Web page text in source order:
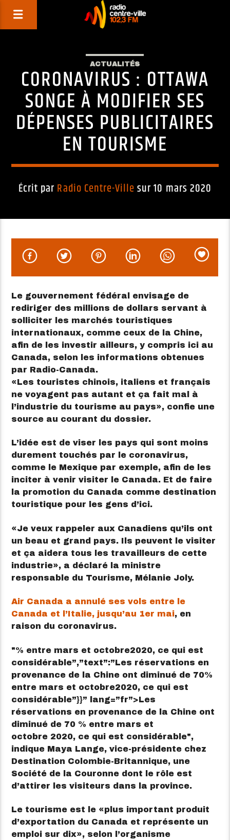
ACTUALITÉS
CORONAVIRUS : OTTAWA
SONGE À MODIFIER SES
DÉPENSES PUBLICITAIRES
EN TOURISME
Écrit par Radio Centre-Villesur 10 mars 2020
Le gouvernement fédéral envisage de
rediriger des millions de dollars servant à
solliciter les marchés touristiques
internationaux, comme ceux de la Chine,
afin de les investir ailleurs, y compris ici au
Canada, selon les informations obtenues
par Radio-Canada.
Les touristes chinois, italiens et français
ne voyagent pas autant et ça fait mal à
l’industrie du tourisme au pays
, confie une
source au courant du dossier.
L’idée est de viser les pays qui sont moins
durement touchés par le coronavirus,
comme le Mexique par exemple, afin de les
inciter à venir visiter le Canada. Et de faire
la promotion du Canada comme destination
touristique pour les gens d’ici.
Je veux rappeler aux Canadiens qu’ils ont
un beau et grand pays. Ils peuvent le visiter
et ça aidera tous les travailleurs de cette
industrie
, a déclaré la ministre
responsable du Tourisme, Mélanie Joly.
Air Canada a annulé ses vols entre le
Canada et l’Italie, jusqu’au 1er mai, en
raison du coronavirus.
% entre mars et octobre2020, ce qui est
considérable”,”text”:”Les réservations en
provenance de la Chine ont diminué de 70%
entre mars et octobre2020, ce qui est
considérable”}}” lang=”fr”>Les
réservations en provenance de la Chine ont
diminué de 70 % entre mars et
octobre 2020, ce qui est considérable ,
indique Maya Lange, vice-présidente chez
Destination Colombie-Britannique, une
Société de la Couronne dont le rôle est
d’attirer les visiteurs dans la province.
Le tourisme est le
plus important produit
d’exportation du Canada et représente un
emploi sur dix
, selon l’organisme